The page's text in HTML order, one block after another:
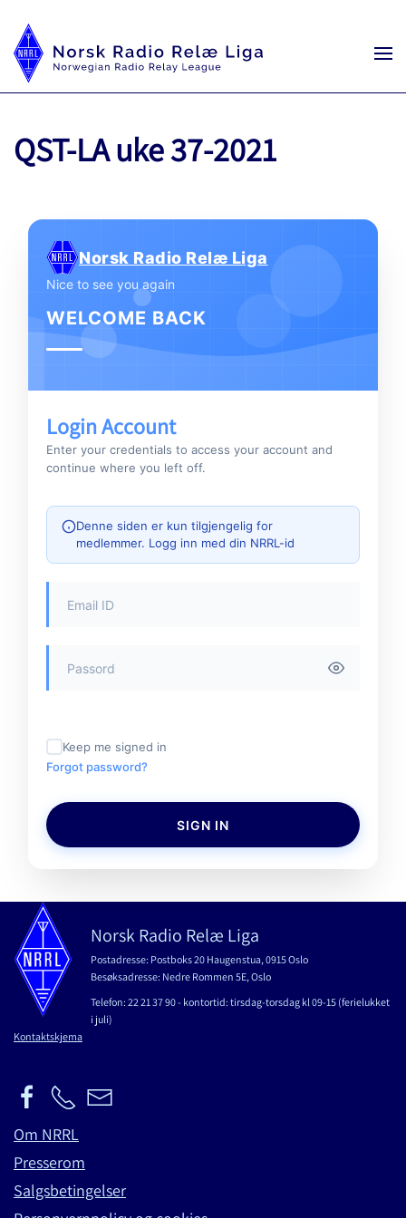
QST-LA uke 37-2021
Norsk Radio Relæ Liga
Nice to see you again
WELCOME BACK
Login Account
Enter your credentials to access your account and
continue where you left off.
Denne siden er kun tilgjengelig for
medlemmer. Logg inn med din NRRL-id
Keep me signed in
Forgot password?
SIGN IN
Norsk Radio Relæ Liga
Postadresse: Postboks 20 Haugenstua, 0915 Oslo
Besøksadresse: Nedre Rommen 5E, Oslo
Telefon: 22 21 37 90 - kontortid: tirsdag-torsdag kl 09-15 (ferielukket
i juli)
Kontaktskjema
Om NRRL
Presserom
Salgsbetingelser